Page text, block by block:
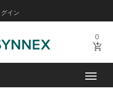
イン
0